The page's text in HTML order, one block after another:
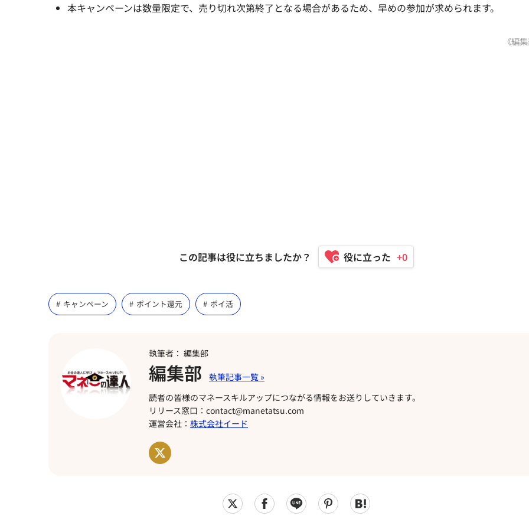
本キャンペーンは数量限定で、売り切れ次第終了となる場合があるため、早めの参加が求められます。
《編
この記事は役に立ちましたか？ +0
キャンペーン ポイント還元 ポイ活
執筆者： 編集部
編集部
読者の皆様のマネースキルアップにつながる情報をお送りしていきます。
リリース窓口：contact@manetatsu.com
運営会社： 株式会社イード